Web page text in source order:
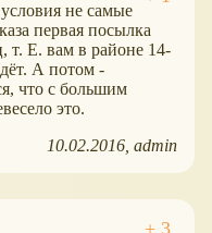
не самые
первая посылка
т. Е. вам в районе 14-
А потом -
что с большим
это.
10.02.2016 admin